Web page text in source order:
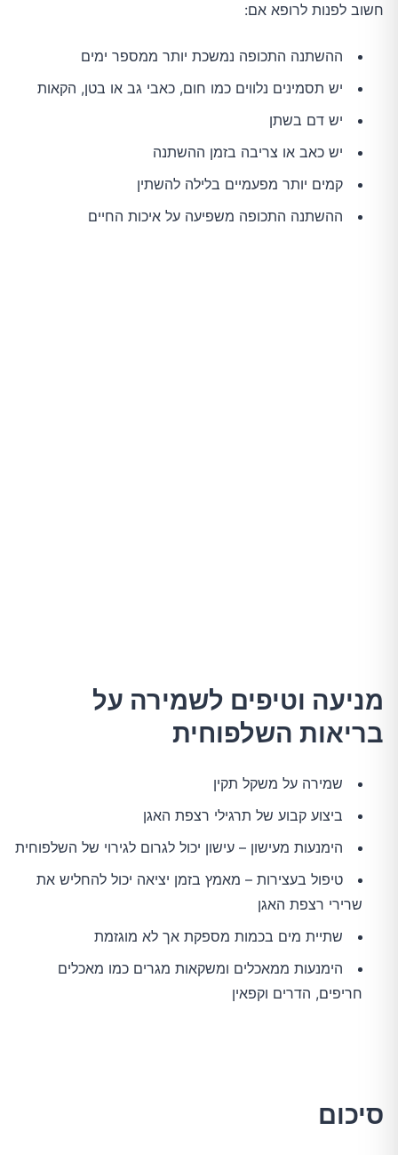
חשוב לפנות לרופא אם:
ההשתנה התכופה נמשכת יותר ממספר ימים
יש תסמינים נלווים כמו חום, כאבי גב או בטן, הקאות
יש דם בשתן
יש כאב או צריבה בזמן ההשתנה
קמים יותר מפעמיים בלילה להשתין
ההשתנה התכופה משפיעה על איכות החיים
מניעה וטיפים לשמירה על
בריאות השלפוחית
שמירה על משקל תקין
ביצוע קבוע של תרגילי רצפת האגן
הימנעות מעישון – עישון יכול לגרום לגירוי של השלפוחית
טיפול בעצירות – מאמץ בזמן יציאה יכול להחליש את
שרירי רצפת האגן
שתיית מים בכמות מספקת אך לא מוגזמת
הימנעות ממאכלים ומשקאות מגרים כמו מאכלים
חריפים, הדרים וקפאין
סיכום